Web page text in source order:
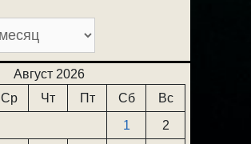
Август 2026
Ср Чт Пт Сб
Вс
1
2